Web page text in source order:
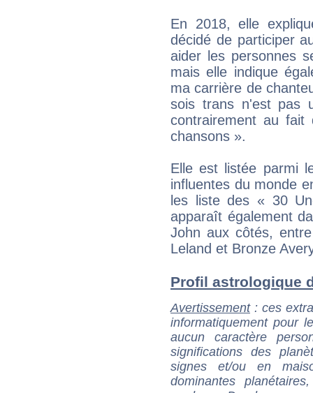
En 2018, elle
décidé de participer
aider les personnes
mais elle indique
ma carrière de
sois trans n'est pas
contrairement au
chansons ».
Elle est listée parmi
influentes du monde
les liste des « 30
apparaît également
John aux côtés,
Leland et Bronze
Profil astrologique
Avertissement: ces
informatiquement pour
aucun caractère
significations des
signes et/ou en
dominantes